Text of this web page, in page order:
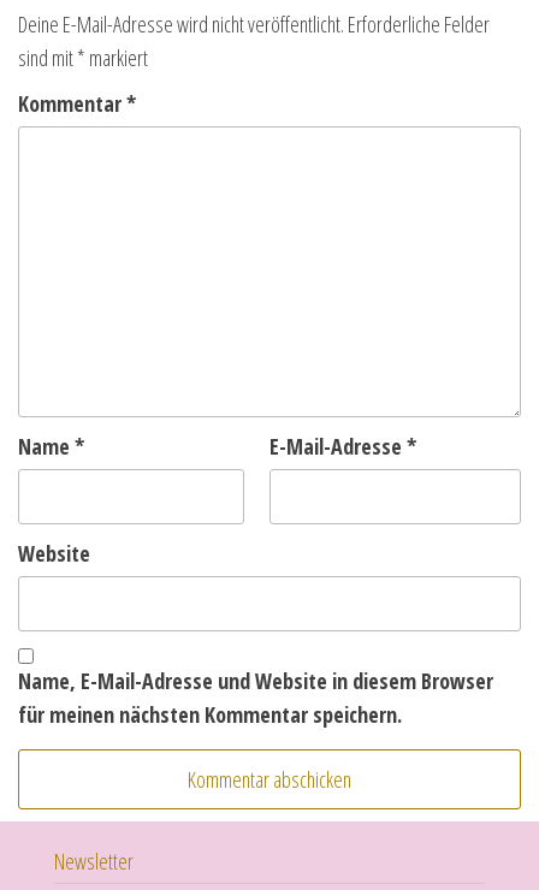
Deine E-Mail-Adresse wird nicht veröffentlicht. Erforderliche Felder
sind mit* markiert
Kommentar*
Name * E-Mail-Adresse *
Website
Name, E-Mail-Adresse und Website in diesem Browser
für meinen nächsten Kommentar speichern.
Newsletter